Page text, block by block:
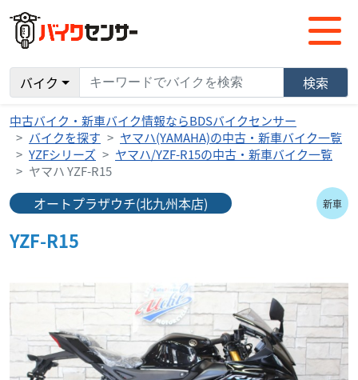
バイク 検索
中古バイク・新車バイク情報ならBDSバイクセンサー
バイクを探す
ヤマハ(YAMAHA)の中古・新車バイク一覧
YZFシリーズ
ヤマハ/YZF-R15の中古・新車バイク一覧
ヤマハ YZF-R15
オートプラザウチ(北九州本店) 新車
YZF-R15